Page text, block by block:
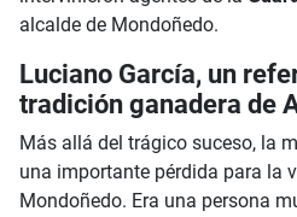
alcalde de Mondoñedo.
Luciano García, un
tradición ganadera de
Más allá del trágico suceso, la
una importante pérdida para la
Mondoñedo. Era una persona